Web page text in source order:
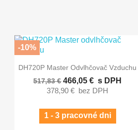
Rýchly náhľad
DH720P Master Odvlhčovač Vzduchu
517,83 € 466,05 € s DPH
378,90 € bez DPH
1 - 3 pracovné dni
-10%